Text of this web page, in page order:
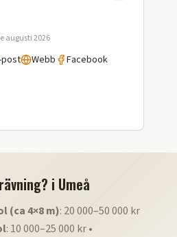
augusti 2026
post Webb
Facebook
i Umeå
(ca 4×8 m): 20 000–50 000 kr
: 10 000–25 000 kr •